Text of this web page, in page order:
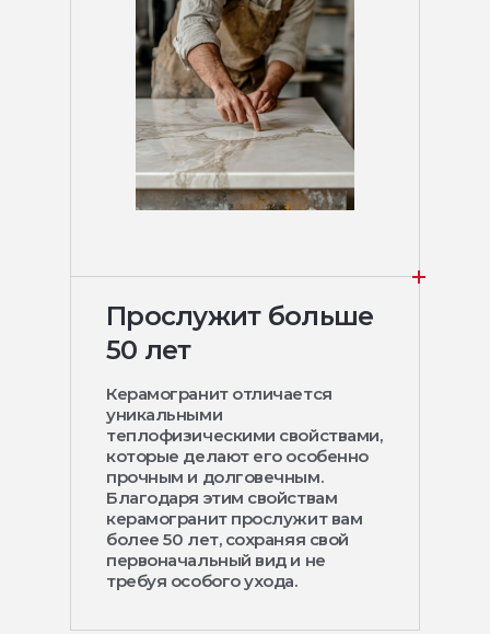
Прослужит больше
50 лет
Керамогранит отличается
уникальными
теплофизическими свойствами,
которые делают его особенно
прочным и долговечным.
Благодаря этим свойствам
керамогранит прослужит вам
более 50 лет, сохраняя свой
первоначальный вид и не
требуя особого ухода.